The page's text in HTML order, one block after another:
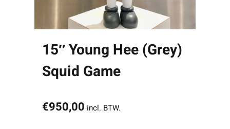
15″ Young Hee (Grey)
Squid Game
€950,00 incl. BTW.